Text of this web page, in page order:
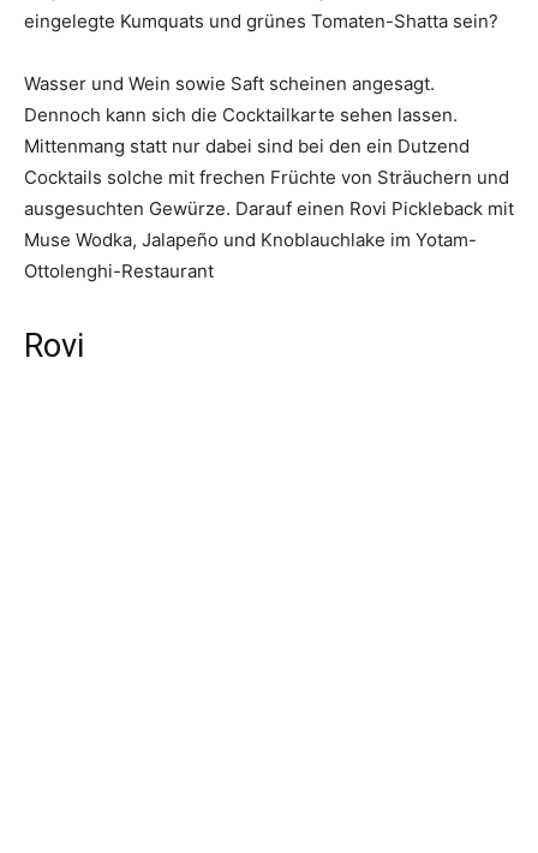
eingelegte Kumquats und grünes Tomaten-Shatta sein?
Wasser und Wein sowie Saft scheinen angesagt.
Dennoch kann sich die Cocktailkarte sehen lassen.
Mittenmang statt nur dabei sind bei den ein Dutzend
Cocktails solche mit frechen Früchte von Sträuchern und
ausgesuchten Gewürze. Darauf einen Rovi Pickleback mit
Muse Wodka, Jalapeño und Knoblauchlake im Yotam-
Ottolenghi-Restaurant
Rovi